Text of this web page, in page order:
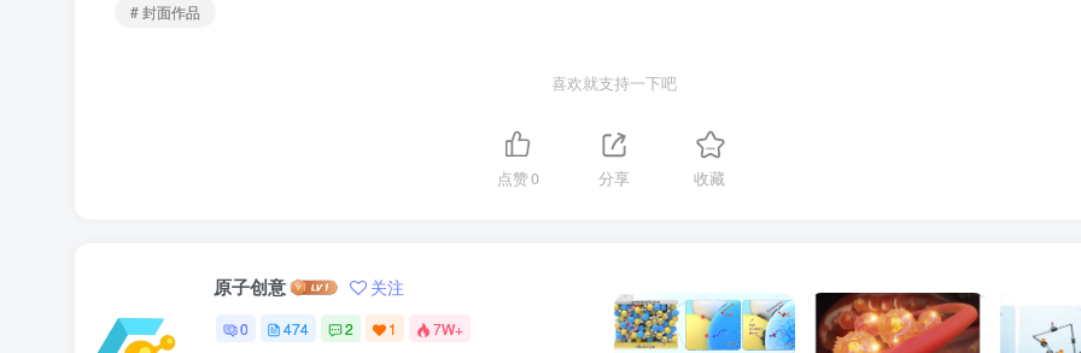
# 封面作品
喜欢就支持一下吧
点赞0 分享 收藏
原子创意 关注
0 474 2 1 7W+